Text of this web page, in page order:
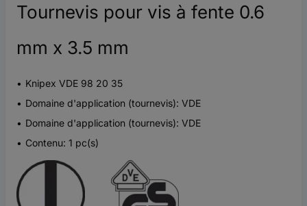
Tournevis pour vis à fente 0.6
mm x 3.5 mm
Knipex VDE 98 20 35
Domaine d'application (tournevis): VDE
Domaine d'application (tournevis): VDE
Contenu: 1 pc(s)